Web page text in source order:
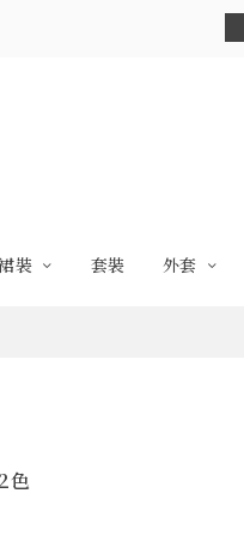
裝 套裝 外套
色